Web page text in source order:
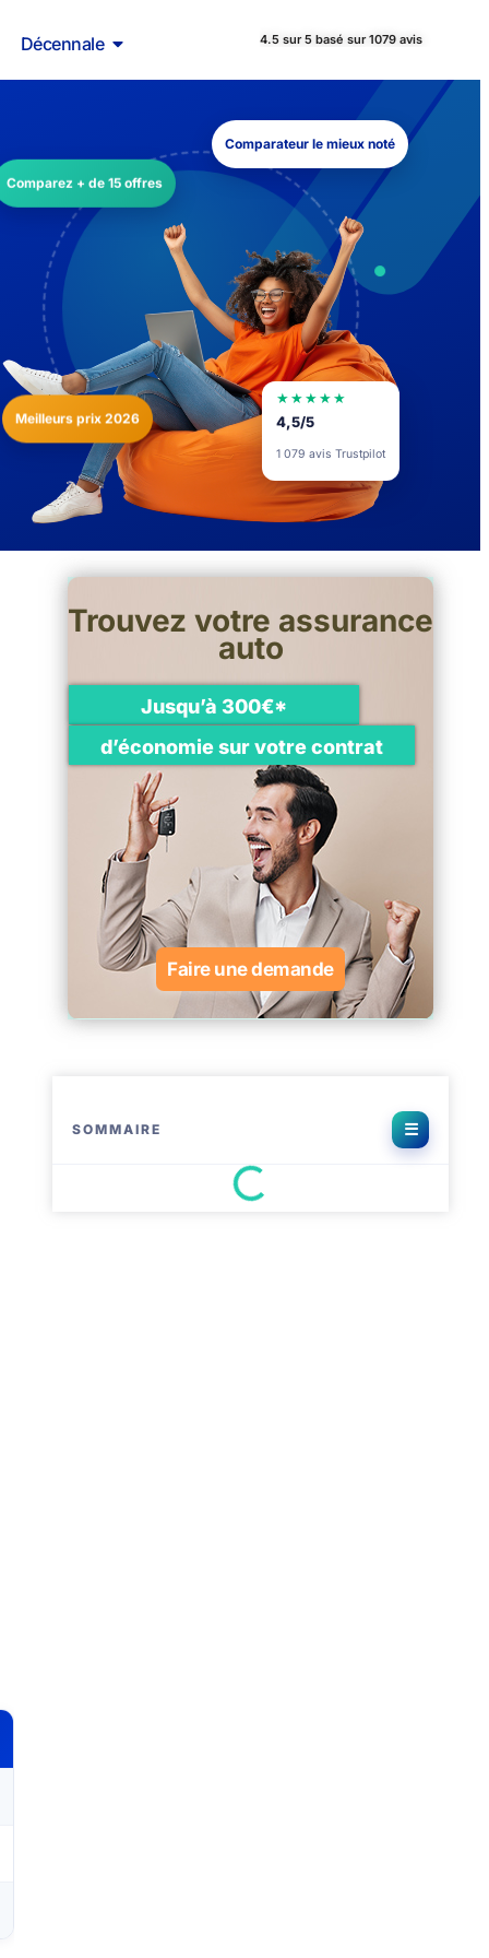
Décennale 4.5 sur 5 basé sur 1079 avis
Comparez + de 15 offres
Meilleurs prix 2026
Comparateur le mieux noté
★★★★★
4,5/5
1 079 avis Trustpilot
SOMMAIRE
Trouvez votre assurance
auto
Jusqu’à 300€*
d’économie sur votre contrat
Faire une demande